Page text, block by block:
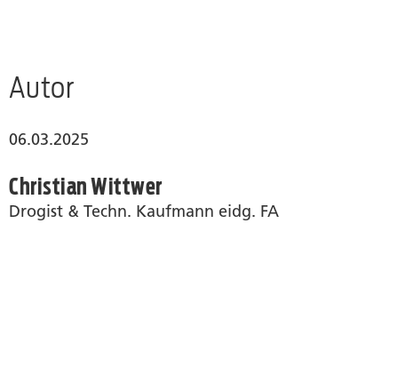
Autor
06.03.2025
Christian Wittwer
Drogist & Techn. Kaufmann eidg. FA